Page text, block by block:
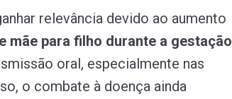
relevância devido ao aumento
mãe para filho durante a gestação
oral, especialmente nas
o combate à doença ainda